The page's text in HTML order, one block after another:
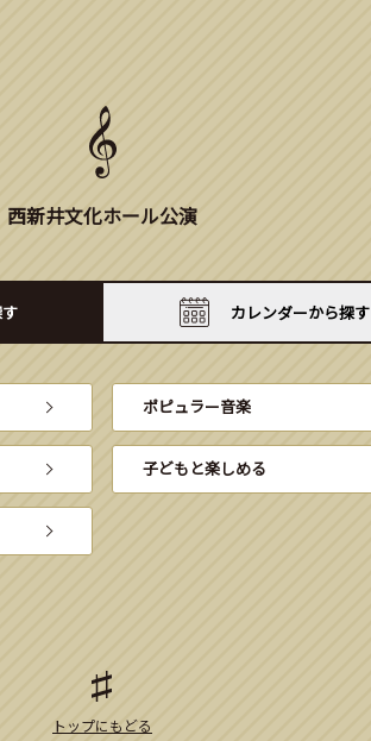
西新井文化ホール公演
カレンダーから探す
ポピュラー音楽
子どもと楽しめる
トップにもどる